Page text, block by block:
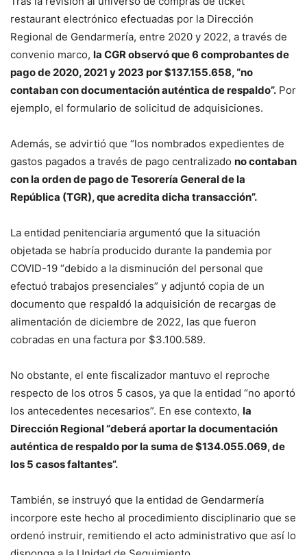
restaurant electrónico efectuadas por la Dirección
Regional de Gendarmería, entre 2020 y 2022, a través de
convenio marco, la CGR observó que 6 comprobantes de
pago de 2020, 2021 y 2023 por $137.155.658, “no
contaban con documentación auténtica de respaldo”. Por
ejemplo, el formulario de solicitud de adquisiciones.
Además, se advirtió que “los nombrados expedientes de
gastos pagados a través de pago centralizado no contaban
con la orden de pago de Tesorería General de la
República (TGR), que acredita dicha transacción”.
La entidad penitenciaria argumentó que la situación
objetada se habría producido durante la pandemia por
COVID-19 “debido a la disminución del personal que
efectuó trabajos presenciales” y adjuntó copia de un
documento que respaldó la adquisición de recargas de
alimentación de diciembre de 2022, las que fueron
cobradas en una factura por $3.100.589.
No obstante, el ente fiscalizador mantuvo el reproche
respecto de los otros 5 casos, ya que la entidad “no aportó
los antecedentes necesarios”. En ese contexto, la
Dirección Regional “deberá aportar la documentación
auténtica de respaldo por la suma de $134.055.069, de
los 5 casos faltantes”.
También, se instruyó que la entidad de Gendarmería
incorpore este hecho al procedimiento disciplinario que se
ordenó instruir, remitiendo el acto administrativo que así lo